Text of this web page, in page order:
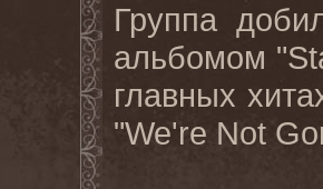
Группа
альбомом "
главных
"We're Not